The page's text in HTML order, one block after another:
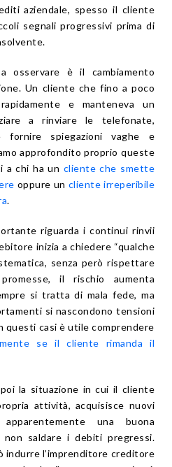
aziendale, spesso il cliente
segnali progressivi prima di
osservare è il cambiamento
Un cliente che fino a poco
e manteneva un
a rinviare le telefonate,
fornire spiegazioni vaghe e
approfondito proprio queste
a chi ha un cliente che smette
oppure un cliente irreperibile
.
riguarda i continui rinvii
inizia a chiedere “qualche
senza però rispettare
il rischio aumenta
si tratta di mala fede, ma
si nascondono tensioni
questi casi è utile comprendere
se il cliente rimanda il
la situazione in cui il cliente
attività, acquisisce nuovi
una buona
saldare i debiti pregressi.
indurre l’imprenditore creditore